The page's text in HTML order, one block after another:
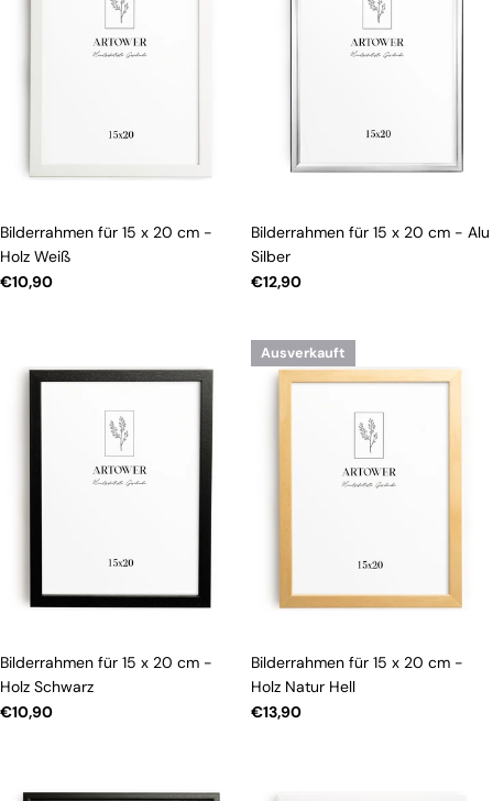
Bilderrahmen für 15 x 20 cm -
Holz Weiß
Regulärer
€10,90
Bilderrahmen für 15 x 20 cm - Alu
Silber
Regulärer
€12,90
Bilderrahmen für 15 x 20 cm -
Holz Schwarz
Regulärer
€10,90
Ausverkauft
Bilderrahmen für 15 x 20 cm -
Holz Natur Hell
Regulärer
€13,90